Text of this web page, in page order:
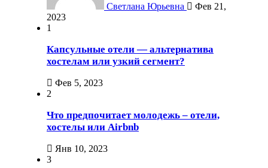
Светлана Юрьевна
Фев 21,
2023
1
Капсульные отели — альтернатива
хостелам или узкий сегмент?
Фев 5, 2023
2
Что предпочитает молодежь – отели,
хостелы или Airbnb
Янв 10, 2023
3